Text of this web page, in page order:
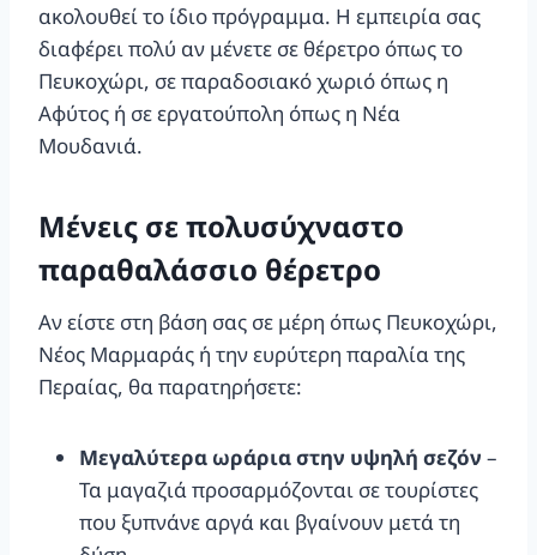
ακολουθεί το ίδιο πρόγραμμα. Η εμπειρία σας
διαφέρει πολύ αν μένετε σε θέρετρο όπως το
Πευκοχώρι, σε παραδοσιακό χωριό όπως η
Αφύτος ή σε εργατούπολη όπως η Νέα
Μουδανιά.
Μένεις σε πολυσύχναστο
παραθαλάσσιο θέρετρο
Αν είστε στη βάση σας σε μέρη όπως Πευκοχώρι,
Νέος Μαρμαράς ή την ευρύτερη παραλία της
Περαίας, θα παρατηρήσετε:
Μεγαλύτερα ωράρια στην υψηλή σεζόν –
Τα μαγαζιά προσαρμόζονται σε τουρίστες
που ξυπνάνε αργά και βγαίνουν μετά τη